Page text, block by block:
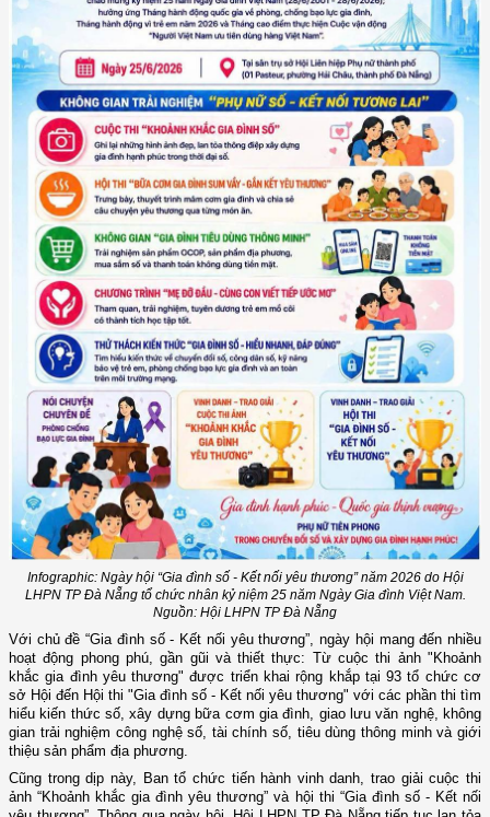
Infographic: Ngày hội “Gia đình số - Kết nối yêu thương” năm 2026 do Hội
LHPN TP Đà Nẵng tổ chức nhân kỷ niệm 25 năm Ngày Gia đình Việt Nam.
Nguồn: Hội LHPN TP Đà Nẵng
Với chủ đề “Gia đình số - Kết nối yêu thương”, ngày hội mang đến nhiều
hoạt động phong phú, gần gũi và thiết thực: Từ cuộc thi ảnh "Khoảnh
khắc gia đình yêu thương" được triển khai rộng khắp tại 93 tổ chức cơ
sở Hội đến Hội thi "Gia đình số - Kết nối yêu thương" với các phần thi tìm
hiểu kiến thức số, xây dựng bữa cơm gia đình, giao lưu văn nghệ, không
gian trải nghiệm công nghệ số, tài chính số, tiêu dùng thông minh và giới
thiệu sản phẩm địa phương.
Cũng trong dịp này, Ban tổ chức tiến hành vinh danh, trao giải cuộc thi
ảnh “Khoảnh khắc gia đình yêu thương” và hội thi “Gia đình số - Kết nối